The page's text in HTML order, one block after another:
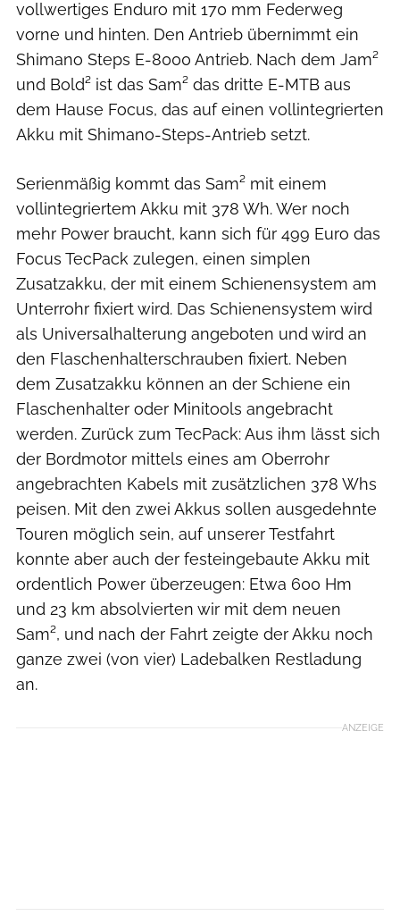
vollwertiges Enduro mit 170 mm Federweg
vorne und hinten. Den Antrieb übernimmt ein
Shimano Steps E-8000 Antrieb. Nach dem Jam²
und Bold² ist das Sam² das dritte E-MTB aus
dem Hause Focus, das auf einen vollintegrierten
Akku mit Shimano-Steps-Antrieb setzt.
Serienmäßig kommt das Sam² mit einem
vollintegriertem Akku mit 378 Wh. Wer noch
mehr Power braucht, kann sich für 499 Euro das
Focus TecPack zulegen, einen simplen
Zusatzakku, der mit einem Schienensystem am
Unterrohr fixiert wird. Das Schienensystem wird
als Universalhalterung angeboten und wird an
den Flaschenhalterschrauben fixiert. Neben
dem Zusatzakku können an der Schiene ein
Flaschenhalter oder Minitools angebracht
werden. Zurück zum TecPack: Aus ihm lässt sich
der Bordmotor mittels eines am Oberrohr
angebrachten Kabels mit zusätzlichen 378 Whs
peisen. Mit den zwei Akkus sollen ausgedehnte
Touren möglich sein, auf unserer Testfahrt
konnte aber auch der festeingebaute Akku mit
ordentlich Power überzeugen: Etwa 600 Hm
und 23 km absolvierten wir mit dem neuen
Sam², und nach der Fahrt zeigte der Akku noch
ganze zwei (von vier) Ladebalken Restladung
an.
ANZEIGE